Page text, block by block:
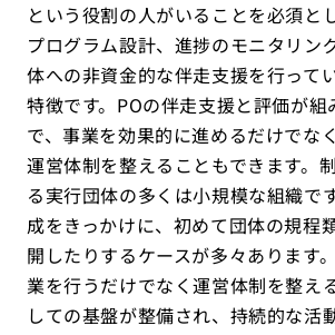
という役割の人がいることを必須と
プログラム設計、進捗のモニタリン
体への非資金的な伴走支援を行って
特徴です。POの伴走支援と評価が組
で、事業を効果的に進めるだけでな
運営体制を整えることもできます。
る実行団体の多くは小規模な組織で
成をきっかけに、初めて団体の規程
開したりするケースが多々あります
業を行うだけでなく運営体制を整え
しての基盤が整備され、持続的な活